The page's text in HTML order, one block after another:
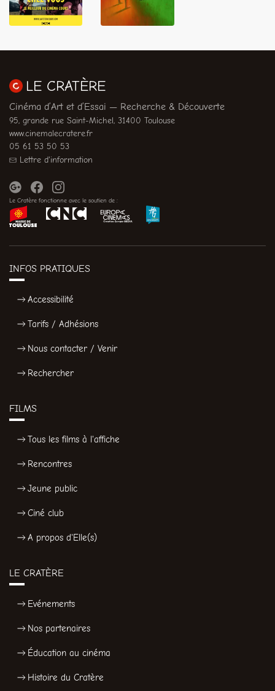
LE CRATÈRE
Cinéma d’Art et d’Essai — Recherche & Découverte
95, grande rue Saint-Michel, 31400 Toulouse
www.cinemalecratere.fr
05 61 53 50 53
Lettre d'information
Le Cratère fonctionne avec le soutien de :
INFOS PRATIQUES
Accessibilité
Tarifs / Adhésions
Nous contacter / Venir
Rechercher
FILMS
Tous les films à l'affiche
Rencontres
Jeune public
Ciné club
A propos d'Elle(s)
LE CRATÈRE
Evénements
Nos partenaires
Éducation au cinéma
Histoire du Cratère